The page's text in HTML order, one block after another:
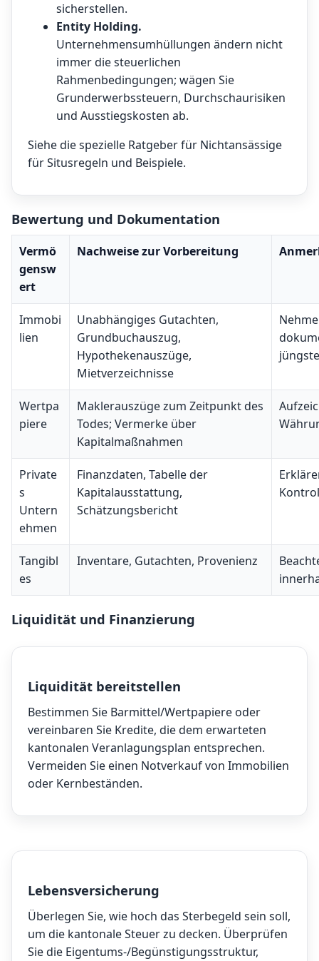
sicherstellen.
Entity Holding.
Unternehmensumhüllungen ändern nicht
immer die steuerlichen
Rahmenbedingungen; wägen Sie
Grunderwerbssteuern, Durchschaurisiken
und Ausstiegskosten ab.
Siehe die spezielle Ratgeber für Nichtansässige
für Situsregeln und Beispiele.
Bewertung und Dokumentation
Vermö
gensw
ert
Nachweise zur Vorbereitung
Immobi
lien
Unabhängiges Gutachten,
Grundbuchauszug,
Hypothekenauszüge,
Mietverzeichnisse
Wertpa
piere
Maklerauszüge zum Zeitpunkt des
Todes; Vermerke über
Kapitalmaßnahmen
Private
s
Untern
ehmen
Finanzdaten, Tabelle der
Kapitalausstattung,
Schätzungsbericht
Tangibl
es
Inventare, Gutachten, Provenienz
Liquidität und Finanzierung
Liquidität bereitstellen
Bestimmen Sie Barmittel/Wertpapiere oder
vereinbaren Sie Kredite, die dem erwarteten
kantonalen Veranlagungsplan entsprechen.
Vermeiden Sie einen Notverkauf von Immobilien
oder Kernbeständen.
Lebensversicherung
Überlegen Sie, wie hoch das Sterbegeld sein soll,
um die kantonale Steuer zu decken. Überprüfen
Sie die Eigentums-/Begünstigungsstruktur,